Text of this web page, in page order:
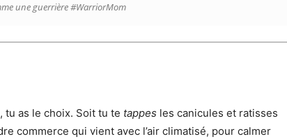
une guerrière #WarriorMom
tu as le choix. Soit tu te tappes les canicules et ratisses
commerce qui vient avec l’air climatisé, pour calmer